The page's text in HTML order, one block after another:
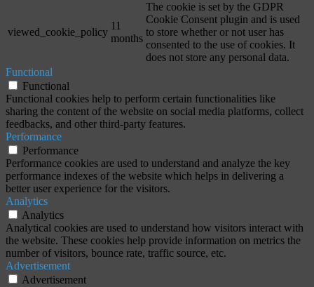
viewed_cookie_policy
11
months
The cookie is set by the GDPR
Cookie Consent plugin and is used
to store whether or not user has
consented to the use of cookies. It
does not store any personal data.
Functional
Functional
Functional cookies help to perform certain functionalities like
sharing the content of the website on social media platforms, collect
feedbacks, and other third-party features.
Performance
Performance
Performance cookies are used to understand and analyze the key
performance indexes of the website which helps in delivering a
better user experience for the visitors.
Analytics
Analytics
Analytical cookies are used to understand how visitors interact with
the website. These cookies help provide information on metrics the
number of visitors, bounce rate, traffic source, etc.
Advertisement
Advertisement